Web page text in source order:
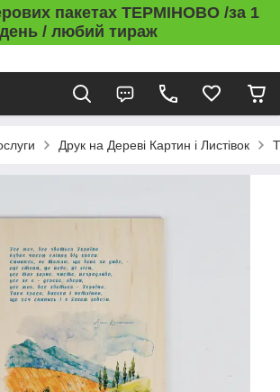
пакетах ТЕРМІНОВО /за 1
день / любий тираж
Друк на Дереві Картин і Листівок